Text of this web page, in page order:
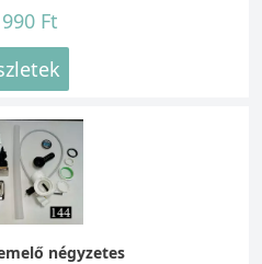
Ft
négyzetes